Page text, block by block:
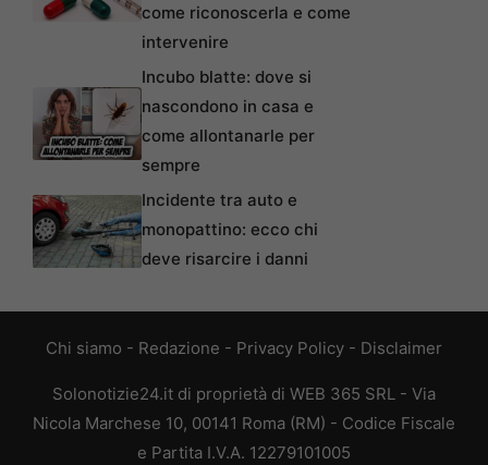
come riconoscerla e come
intervenire
Incubo blatte: dove si
nascondono in casa e
come allontanarle per
sempre
Incidente tra auto e
monopattino: ecco chi
deve risarcire i danni
Chi siamo - Redazione - Privacy Policy - Disclaimer
Solonotizie24.it di proprietà di WEB 365 SRL - Via
Nicola Marchese 10, 00141 Roma (RM) - Codice Fiscale
e Partita I.V.A. 12279101005